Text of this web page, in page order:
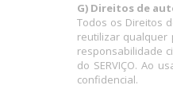
G) Direitos de
Todos os Direitos
reutilizar qualquer
responsabilidade
do SERVIÇO. Ao
confidencial.